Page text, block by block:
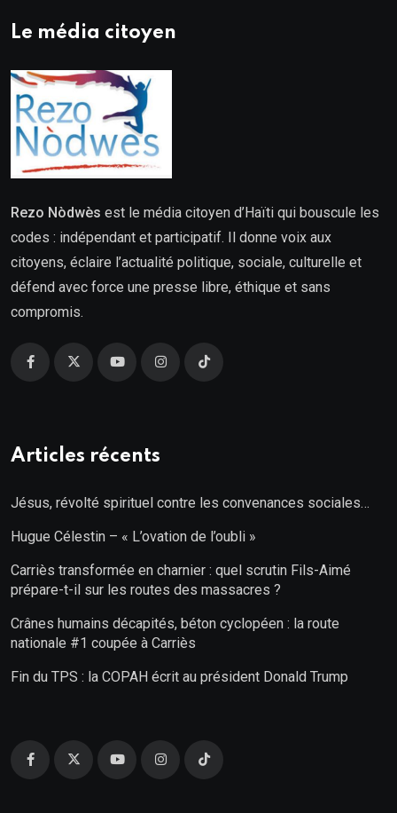
Le média citoyen
Rezo Nòdwès est le média citoyen d’Haïti qui bouscule les
codes : indépendant et participatif. Il donne voix aux
citoyens, éclaire l’actualité politique, sociale, culturelle et
défend avec force une presse libre, éthique et sans
compromis.
Articles récents
Jésus, révolté spirituel contre les convenances sociales…
Hugue Célestin – « L’ovation de l’oubli »
Carriès transformée en charnier : quel scrutin Fils-Aimé
prépare-t-il sur les routes des massacres ?
Crânes humains décapités, béton cyclopéen : la route
nationale #1 coupée à Carriès
Fin du TPS : la COPAH écrit au président Donald Trump